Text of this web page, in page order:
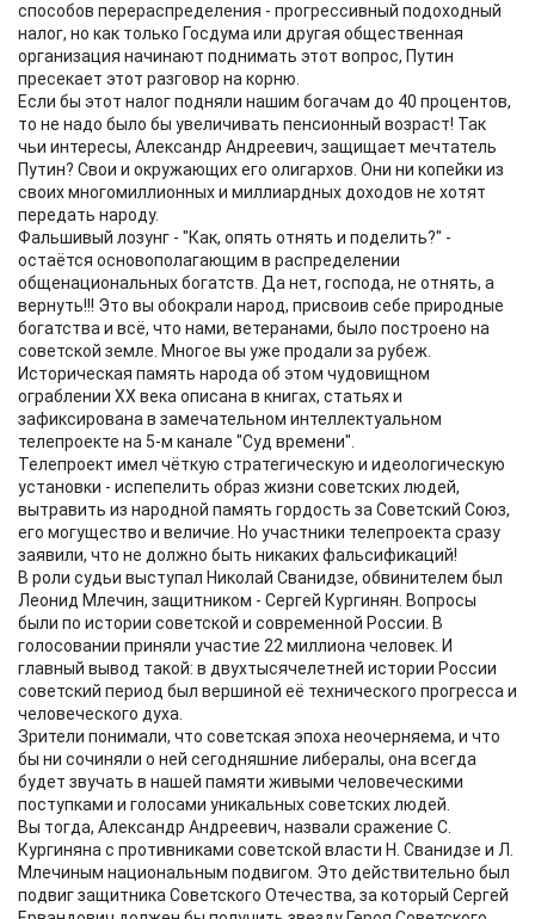
способов перераспределения - прогрессивный подоходный
налог, но как только Госдума или другая общественная
организация начинают поднимать этот вопрос, Путин
пресекает этот разговор на корню.
Если бы этот налог подняли нашим богачам до 40 процентов,
то не надо было бы увеличивать пенсионный возраст! Так
чьи интересы, Александр Андреевич, защищает мечтатель
Путин? Свои и окружающих его олигархов. Они ни копейки из
своих многомиллионных и миллиардных доходов не хотят
передать народу.
Фальшивый лозунг - "Как, опять отнять и поделить?" -
остаётся основополагающим в распределении
общенациональных богатств. Да нет, господа, не отнять, а
вернуть!!! Это вы обокрали народ, присвоив себе природные
богатства и всё, что нами, ветеранами, было построено на
советской земле. Многое вы уже продали за рубеж.
Историческая память народа об этом чудовищном
ограблении ХХ века описана в книгах, статьях и
зафиксирована в замечательном интеллектуальном
телепроекте на 5-м канале "Суд времени".
Телепроект имел чёткую стратегическую и идеологическую
установки - испепелить образ жизни советских людей,
вытравить из народной память гордость за Советский Союз,
его могущество и величие. Но участники телепроекта сразу
заявили, что не должно быть никаких фальсификаций!
В роли судьи выступал Николай Сванидзе, обвинителем был
Леонид Млечин, защитником - Сергей Кургинян. Вопросы
были по истории советской и современной России. В
голосовании приняли участие 22 миллиона человек. И
главный вывод такой: в двухтысячелетней истории России
советский период был вершиной её технического прогресса и
человеческого духа.
Зрители понимали, что советская эпоха неочерняема, и что
бы ни сочиняли о ней сегодняшние либералы, она всегда
будет звучать в нашей памяти живыми человеческими
поступками и голосами уникальных советских людей.
Вы тогда, Александр Андреевич, назвали сражение С.
Кургиняна с противниками советской власти Н. Сванидзе и Л.
Млечиным национальным подвигом. Это действительно был
подвиг защитника Советского Отечества, за который Сергей